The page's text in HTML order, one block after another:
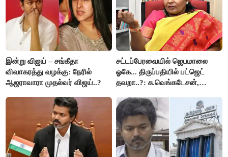
இன்று விஜய் – சங்கீதா
விவாகரத்து வழக்கு: நேரில்
ஆஜராவாரா முதல்வர் விஜய்..?
சட்டப்பேரவையில் ஜெபமாலை
ஓகே... திருப்பதியில் பட்ஜெட்
தவறா..?: சு.வெங்கடேசன்,
கேள்வி..!